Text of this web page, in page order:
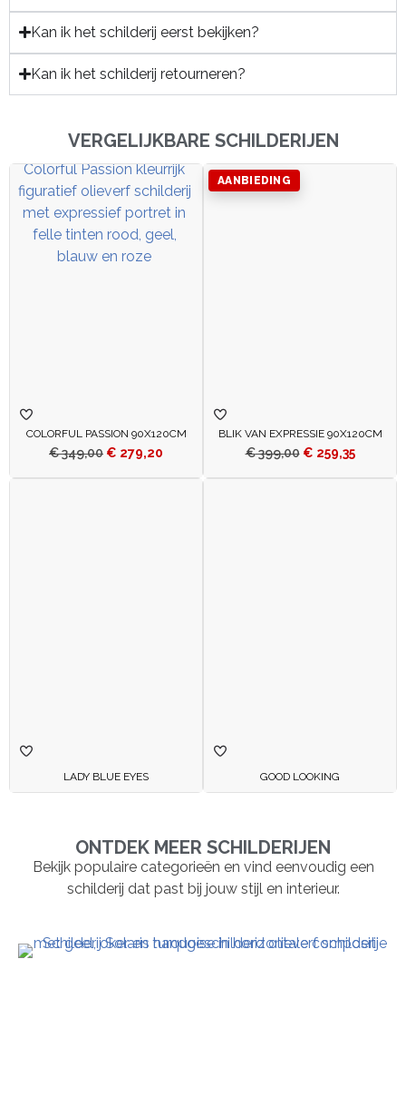
Kan ik het schilderij eerst bekijken?
Kan ik het schilderij retourneren?
VERGELIJKBARE SCHILDERIJEN
COLORFUL PASSION 90X120CM
€349,00 € 279,20
AANBIEDING
BLIK VAN EXPRESSIE 90X120CM
€399,00 € 259,35
LADY BLUE EYES GOOD LOOKING
ONTDEK MEER SCHILDERIJEN
Bekijk populaire categorieën en vind eenvoudig een
schilderij dat past bij jouw stijl en interieur.